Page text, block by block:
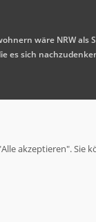
wäre NRW als
es sich
akzeptieren". Sie